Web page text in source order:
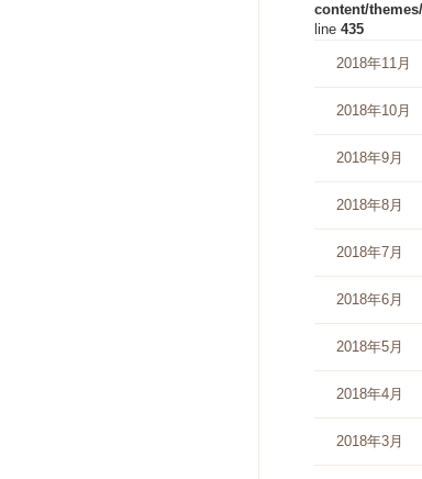
content/
line 435
2018年11月
2018年10月
2018年9月
2018年8月
2018年7月
2018年6月
2018年5月
2018年4月
2018年3月